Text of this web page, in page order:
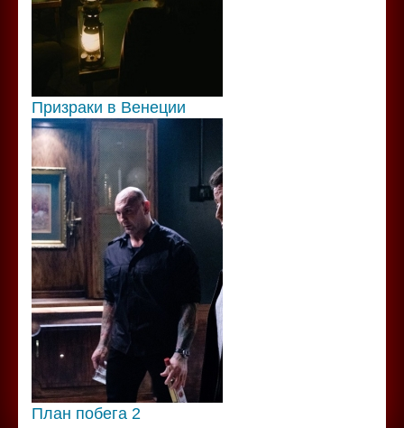
Призраки в Венеции
План побега 2